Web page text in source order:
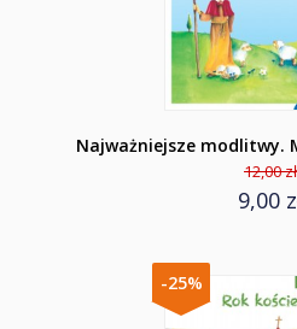
Najważniejsze modlitwy.
12,00 zł
9,00
-25%